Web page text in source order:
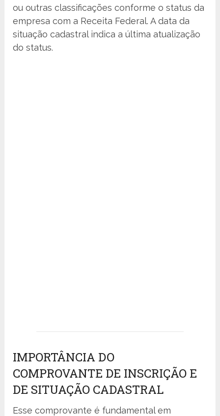
ou outras classificações conforme o status da
empresa com a Receita Federal. A data da
situação cadastral indica a última atualização
do status.
IMPORTÂNCIA DO
COMPROVANTE DE INSCRIÇÃO E
DE SITUAÇÃO CADASTRAL
Esse comprovante é fundamental em